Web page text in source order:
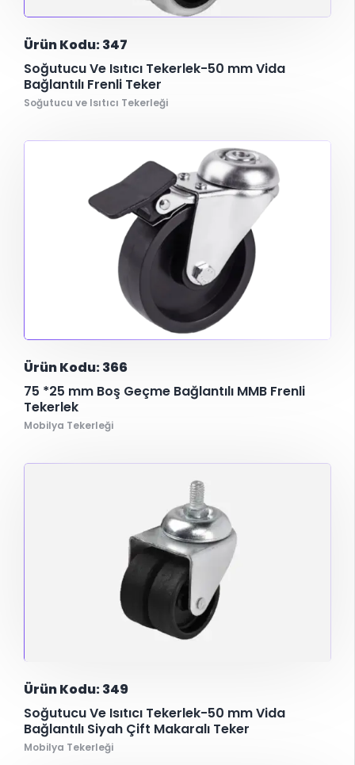
Ürün Kodu: 347
Soğutucu Ve Isıtıcı Tekerlek-50 mm Vida
Bağlantılı Frenli Teker
Soğutucu ve Isıtıcı Tekerleği
Ürün Kodu: 366
75 *25 mm Boş Geçme Bağlantılı MMB Frenli
Tekerlek
Mobilya Tekerleği
Ürün Kodu: 349
Soğutucu Ve Isıtıcı Tekerlek-50 mm Vida
Bağlantılı Siyah Çift Makaralı Teker
Mobilya Tekerleği